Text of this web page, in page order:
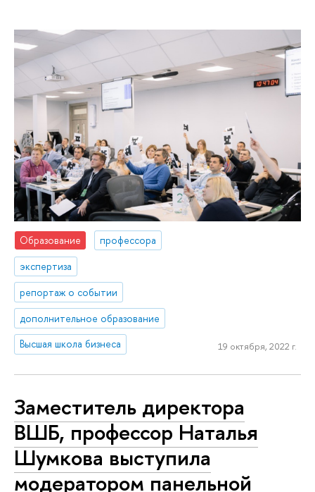
Образование
профессора
экспертиза
репортаж о событии
дополнительное образование
Высшая школа бизнеса
19 октября, 2022 г.
Заместитель директора
ВШБ, профессор Наталья
Шумкова выступила
модератором панельной